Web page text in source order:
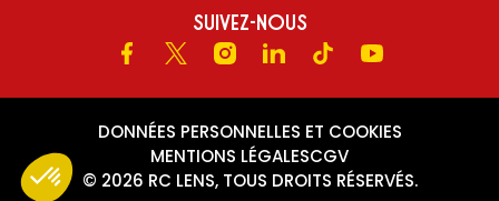
Suivez-nous
Facebook
X InstagramLinkedInTikTokYoutube
DONNÉES PERSONNELLES ET COOKIES
MENTIONS LÉGALESCGV
© 2026 RC LENS, TOUS DROITS RÉSERVÉS.